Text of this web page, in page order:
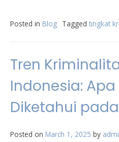
Posted in Blog Tagged tingkat
Tren
Indonesia:
Diketahui
Posted on March 1, 2025 by